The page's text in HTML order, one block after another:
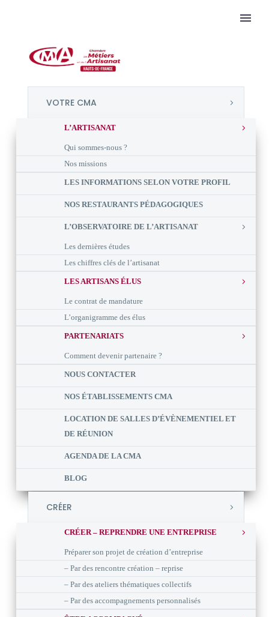
VOTRE CMA
L’ARTISANAT
Qui sommes-nous ?
Nos missions
LES INFORMATIONS SELON VOTRE PROFIL
NOS RESTAURANTS PÉDAGOGIQUES
L’OBSERVATOIRE DE L’ARTISANAT
Les dernières études
Les chiffres clés de l’artisanat
LES ARTISANS ÉLUS
Le contrat de mandature
L’organigramme des élus
PARTENARIATS
Comment devenir partenaire ?
NOUS CONTACTER
NOS ÉTABLISSEMENTS CMA
LOCATION DE SALLES D’ÉVÈNEMENTIEL ET
DE RÉUNION
AGENDA DE LA CMA
BLOG
CRÉER
CRÉER – REPRENDRE UNE ENTREPRISE
Préparer son projet de création d’entreprise
– Par des rencontre création – reprise
– Par des ateliers thématiques collectifs
– Par des accompagnements personnalisés